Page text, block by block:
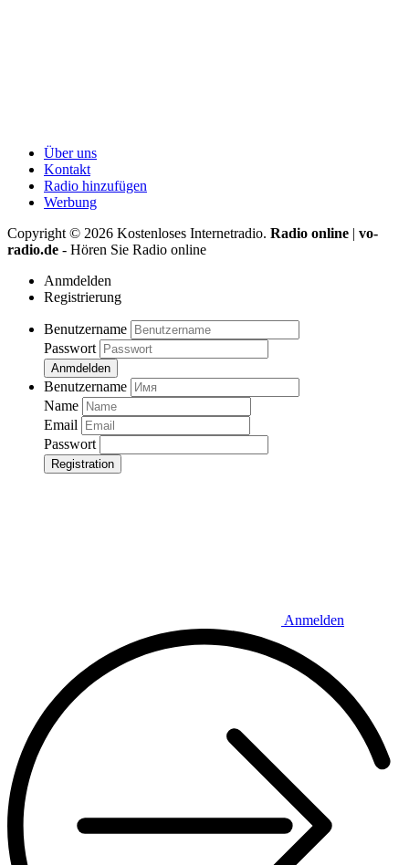
Über uns
Kontakt
Radio hinzufügen
Werbung
Copyright © 2026 Kostenloses Internetradio. Radio online | vo-
radio.de - Hören Sie Radio online
Anmdelden
Registrierung
Benutzername
Passwort
Anmdelden
Benutzername
Name
Email
Passwort
Registration
Anmelden